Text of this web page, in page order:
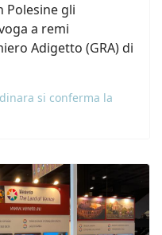
Polesine gli
a remi
Adigetto (GRA) di
si conferma la